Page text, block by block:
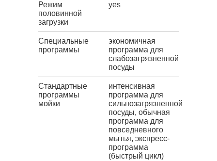
Режим
половинной
загрузки
yes
Специальные
программы
экономичная
программа для
слабозагрязненной
посуды
Стандартные
программы
мойки
интенсивная
программа для
сильнозагрязненной
посуды, обычная
программа для
повседневного
мытья, экспресс-
программа
(быстрый цикл)